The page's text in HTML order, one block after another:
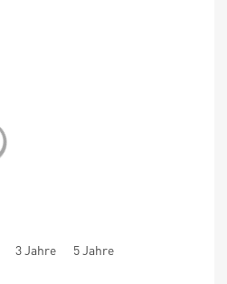
3 Jahre 5 Jahre